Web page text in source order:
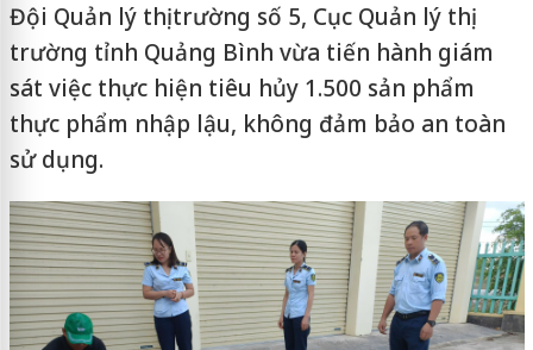
Đội Quản lý thị trường số 5, Cục Quản lý thị
trường tỉnh Quảng Bình vừa tiến hành giám
sát việc thực hiện tiêu hủy 1.500 sản phẩm
thực phẩm nhập lậu, không đảm bảo an toàn
sử dụng.